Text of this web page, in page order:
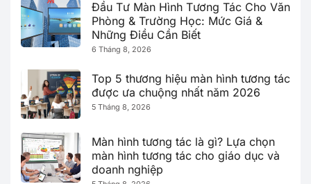
Đầu Tư Màn Hình Tương Tác Cho Văn
Phòng & Trường Học: Mức Giá &
Những Điều Cần Biết
6 Tháng 8, 2026
Top 5 thương hiệu màn hình tương tác
được ưa chuộng nhất năm 2026
5 Tháng 8, 2026
Màn hình tương tác là gì? Lựa chọn
màn hình tương tác cho giáo dục và
doanh nghiệp